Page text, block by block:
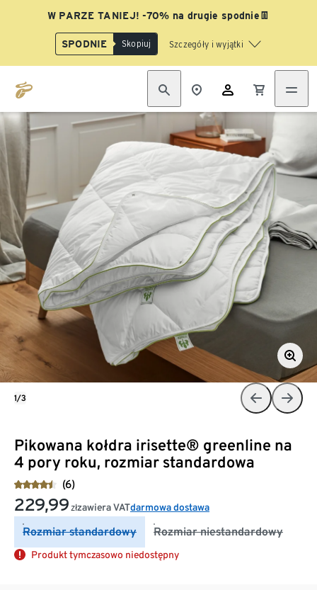
W PARZE TANIEJ! -70% na drugie spodnie👖
SPODNIE Skopiuj Szczegóły i wyjątki
Pikowana kołdra irisette® greenline na
4 pory roku, rozmiar standardowa
(6)
229,99 złzawiera VATdarmowa dostawa
Rozmiar standardowy Rozmiar niestandardowy
Produkt tymczasowo niedostępny
1/3